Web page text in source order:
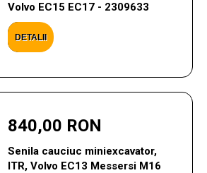
Volvo EC15 EC17 - 2309633
DETALII
840,00 RON
Senila cauciuc miniexcavator,
ITR, Volvo EC13 Messersi M16